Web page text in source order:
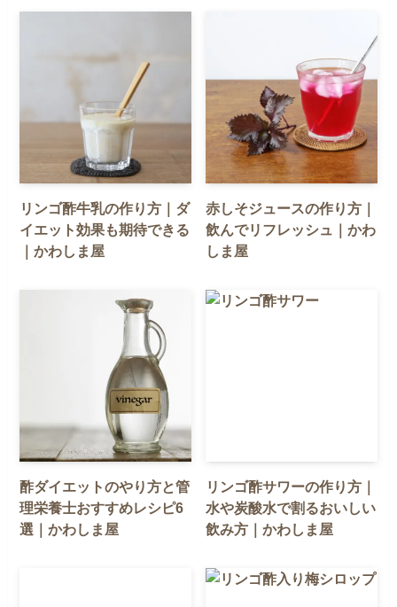
リンゴ酢牛乳の作り方｜ダ
イエット効果も期待できる
｜かわしま屋
赤しそジュースの作り方｜
飲んでリフレッシュ｜かわ
しま屋
酢ダイエットのやり方と管
理栄養士おすすめレシピ6
選｜かわしま屋
リンゴ酢サワーの作り方｜
水や炭酸水で割るおいしい
飲み方｜かわしま屋